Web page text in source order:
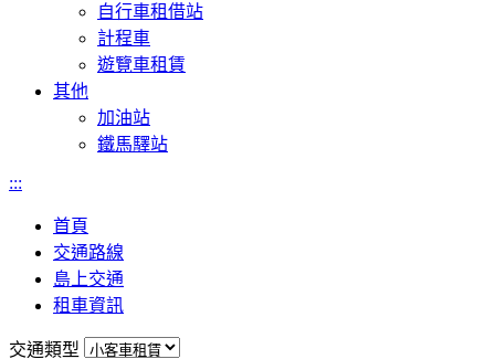
自行車租借站
計程車
遊覽車租賃
其他
加油站
鐵馬驛站
:::
首頁
交通路線
島上交通
租車資訊
交通類型